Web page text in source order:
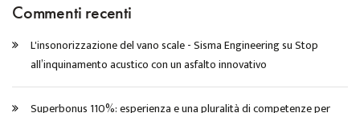
Commenti recenti
L'insonorizzazione del vano scale - Sisma EngineeringsuStop
all’inquinamento acustico con un asfalto innovativo
Superbonus 110%: esperienza e una pluralità di competenze per